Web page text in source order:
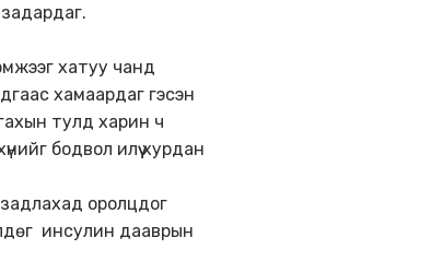
хатуу чанд
хамаардаг гэсэн
тулд харин ч
бодвол илүү хурдан
оролцдог
инсулин дааврын